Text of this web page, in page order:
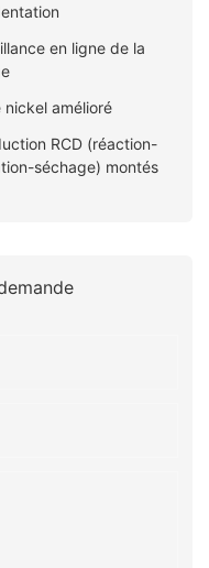
en ligne de la
amélioré
RCD (réaction-
séchage) montés